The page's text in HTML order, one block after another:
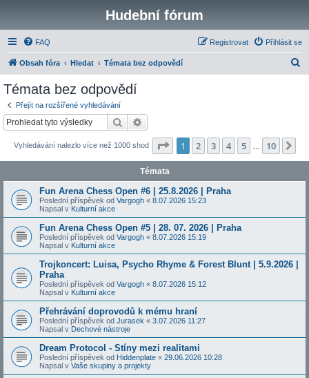
Hudební fórum
FAQ Přihlásit se
Registrovat
Obsah fóra Hledat Témata bez odpovědí
Témata bez odpovědí
Přejít na rozšířené vyhledávání
Hledat
Vyhledávání nalezlo více než 1000 shod Stránka z 10
1 2 3 4 5 10
Témata
Fun Arena Chess Open #6 | 25.8.2026 | Praha
Poslední příspěvek od Vargogh « 8.07.2026 15:23
Napsal v Kulturní akce
Fun Arena Chess Open #5 | 28. 07. 2026 | Praha
Poslední příspěvek od Vargogh « 8.07.2026 15:19
Napsal v Kulturní akce
Trojkoncert: Luisa, Psycho Rhyme & Forest Blunt | 5.9.2026 |
Praha
Poslední příspěvek od Vargogh « 8.07.2026 15:12
Napsal v Kulturní akce
Přehrávání doprovodů k mému hraní
Poslední příspěvek od Jurasek « 3.07.2026 11:27
Napsal v Dechové nástroje
Dream Protocol - Stíny mezi realitami
Poslední příspěvek od Hiddenplate « 29.06.2026 10:28
Napsal v Vaše skupiny a projekty